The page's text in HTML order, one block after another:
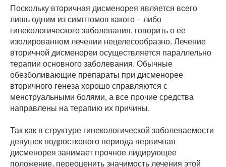
Поскольку вторичная дисменорея является всего
лишь одним из симптомов какого – либо
гинекологического заболевания, говорить о ее
изолированном лечении нецелесообразно. Лечение
вторичной дисменореи осуществляется параллельно
терапии основного заболевания. Обычные
обезболивающие препараты при дисменорее
вторичного генеза хорошо справляются с
менструальными болями, а все прочие средства
направлены на терапию их причины.
Так как в структуре гинекологической заболеваемости
девушек подросткового периода первичная
дисменорея занимает прочное лидирующее
положение, переоценить значимость лечения этой